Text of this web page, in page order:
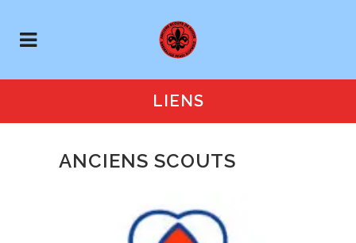
LIENS
ANCIENS SCOUTS